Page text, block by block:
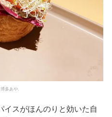
多あや.
イスがほんのりと効いた自